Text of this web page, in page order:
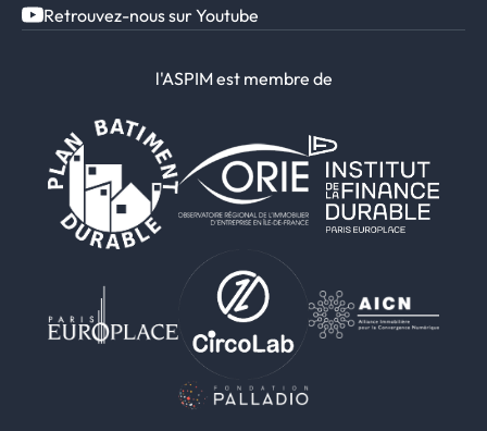
Retrouvez-nous sur Youtube
l'ASPIM est membre de